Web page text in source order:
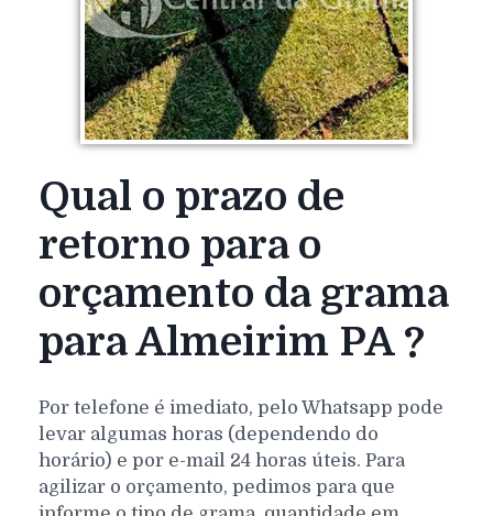
Qual o prazo de
retorno para o
orçamento da grama
para Almeirim PA ?
Por telefone é imediato, pelo Whatsapp pode
levar algumas horas (dependendo do
horário) e por e-mail 24 horas úteis. Para
agilizar o orçamento, pedimos para que